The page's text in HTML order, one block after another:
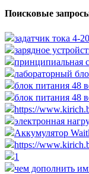
Поисковые
задатчик тока 4-
зарядное
принципиальная
лабораторный
блок питания 48
блок питания 48
https://
электронная
Аккумулятор
https://
1
чем дополнить